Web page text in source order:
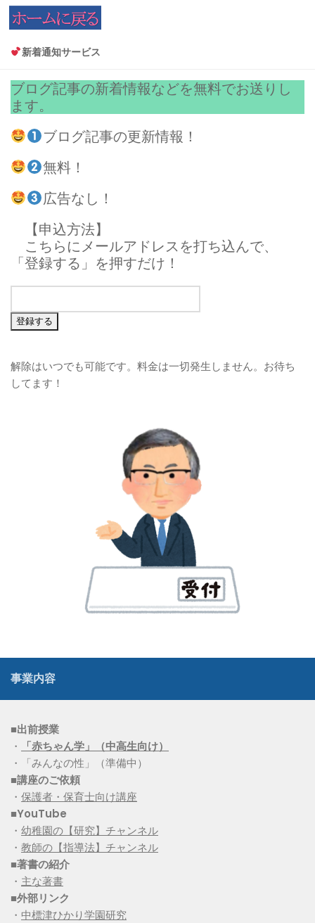
コンテンツへスキップ
新着通知サービス
ブログ記事の新着情報などを無料でお送りし
ます。
ブログ記事の更新情報！
無料！
広告なし！
【申込方法】
こちらにメールアドレスを打ち込んで、
「登録する」を押すだけ！
解除はいつでも可能です。料金は一切発生しません。お待ち
してます！
事業内容
■出前授業
・
「赤ちゃん学」（中高生向け）
・「みんなの性」（準備中）
■講座のご依頼
・ 保護者・保育士向け講座
■YouTube
・ 幼稚園の【研究】チャンネル
・ 教師の【指導法】チャンネル
■著書の紹介
・ 主な著書
■外部リンク
・ 中標津ひかり学園研究